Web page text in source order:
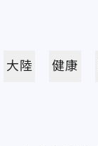
大陸 健康